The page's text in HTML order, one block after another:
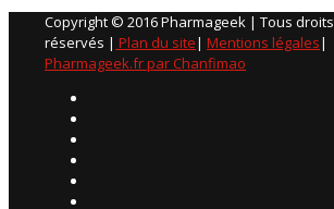
Copyright © 2016 Pharmageek | Tous droits
réservés | Plan du site| Mentions légales|
Pharmageek.fr par Chanfimao